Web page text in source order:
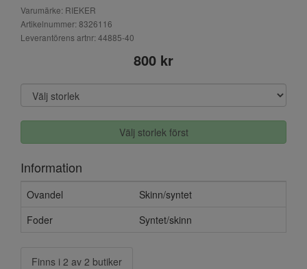
Varumärke: RIEKER
Artikelnummer: 8326116
Leverantörens artnr: 44885-40
800 kr
Välj storlek först
Information
Ovandel
Skinn/syntet
Foder
Syntet/skinn
Finns i 2 av 2 butiker